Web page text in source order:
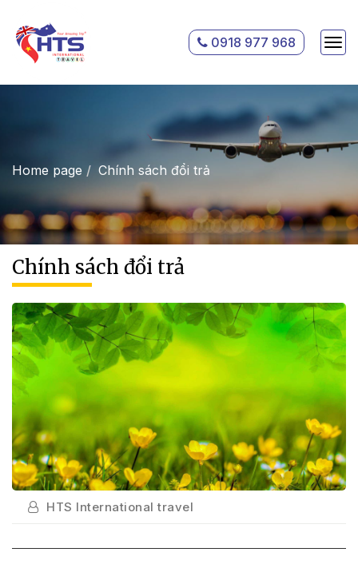
0918 977 968
Home page Chính sách đổi trả
Chính sách đổi trả
HTS International travel